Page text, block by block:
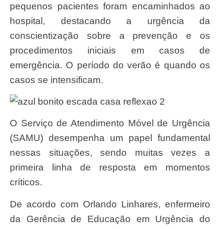
pequenos pacientes foram encaminhados ao
hospital, destacando a urgência da
conscientização sobre a prevenção e os
procedimentos iniciais em casos de
emergência. O período do verão é quando os
casos se intensificam.
O Serviço de Atendimento Móvel de Urgência
(SAMU) desempenha um papel fundamental
nessas situações, sendo muitas vezes a
primeira linha de resposta em momentos
críticos.
De acordo com Orlando Linhares, enfermeiro
da Gerência de Educação em Urgência do